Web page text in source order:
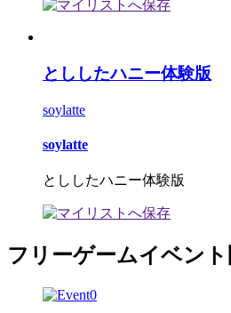
とししたハニー体験版
soylatte
soylatte
とししたハニー体験版
フリーゲームイベント